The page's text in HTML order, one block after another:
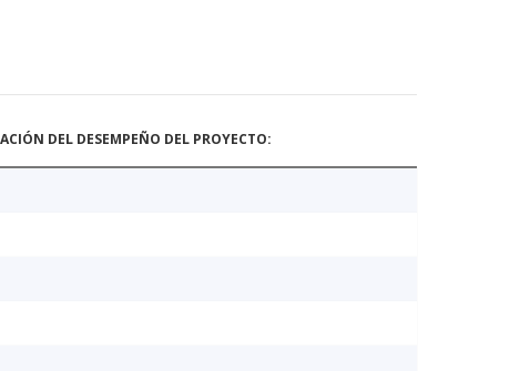
DEL DESEMPEÑO DEL PROYECTO: